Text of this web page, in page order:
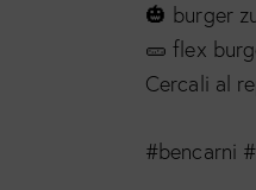
🎃 burger
🥒 flex
Cercali al
#bencarni